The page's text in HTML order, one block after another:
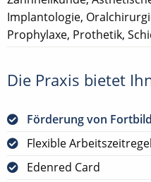
Implantologie,
Prophylaxe, Prothetik,
Die Praxis bietet
Förderung von
Flexible
Edenred Card